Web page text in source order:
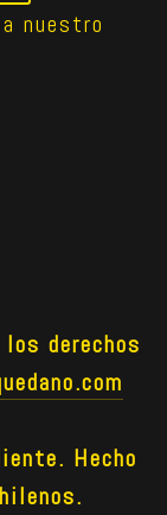
derechos
Hecho